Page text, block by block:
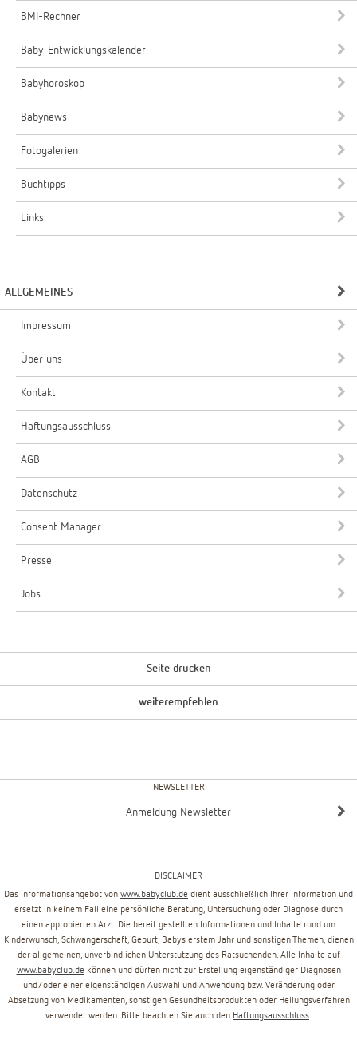
BMI-Rechner
Baby-Entwicklungskalender
Babyhoroskop
Babynews
Fotogalerien
Buchtipps
Links
ALLGEMEINES
Impressum
Über uns
Kontakt
Haftungsausschluss
AGB
Datenschutz
Consent Manager
Presse
Jobs
Seite drucken
weiterempfehlen
NEWSLETTER
Anmeldung Newsletter
DISCLAIMER
Das Informationsangebot von www.babyclub.de dient ausschließlich Ihrer Information und
ersetzt in keinem Fall eine persönliche Beratung, Untersuchung oder Diagnose durch
einen approbierten Arzt. Die bereit gestellten Informationen und Inhalte rund um
Kinderwunsch, Schwangerschaft, Geburt, Babys erstem Jahr und sonstigen Themen, dienen
der allgemeinen, unverbindlichen Unterstützung des Ratsuchenden. Alle Inhalte auf
www.babyclub.de können und dürfen nicht zur Erstellung eigenständiger Diagnosen
und/oder einer eigenständigen Auswahl und Anwendung bzw. Veränderung oder
Absetzung von Medikamenten, sonstigen Gesundheitsprodukten oder Heilungsverfahren
verwendet werden. Bitte beachten Sie auch den Haftungsausschluss.